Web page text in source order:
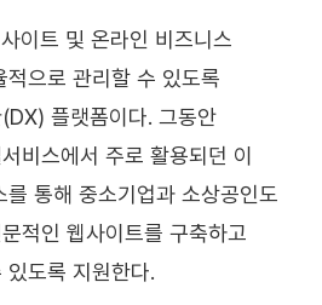
이트 및 온라인 비즈니스
으로 관리할 수 있도록
플랫폼이다. 그동안
비스에서 주로 활용되던 이
통해 중소기업과 소상공인도
적인 웹사이트를 구축하고
있도록 지원한다.